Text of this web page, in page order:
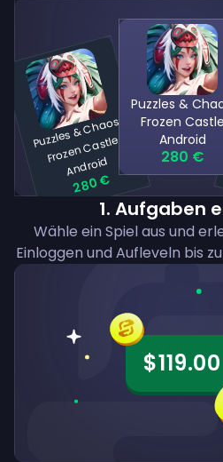
P
uzzles
&
C
h
a
os:
Fr
oze
n
C
astle
A
n
dr
oi
d
280 €
Puzzles &
Frozen Castle
Android
280 €
1. Aufgaben
Wähle ein Spiel aus und
Einloggen und Aufleveln bis
$119.00